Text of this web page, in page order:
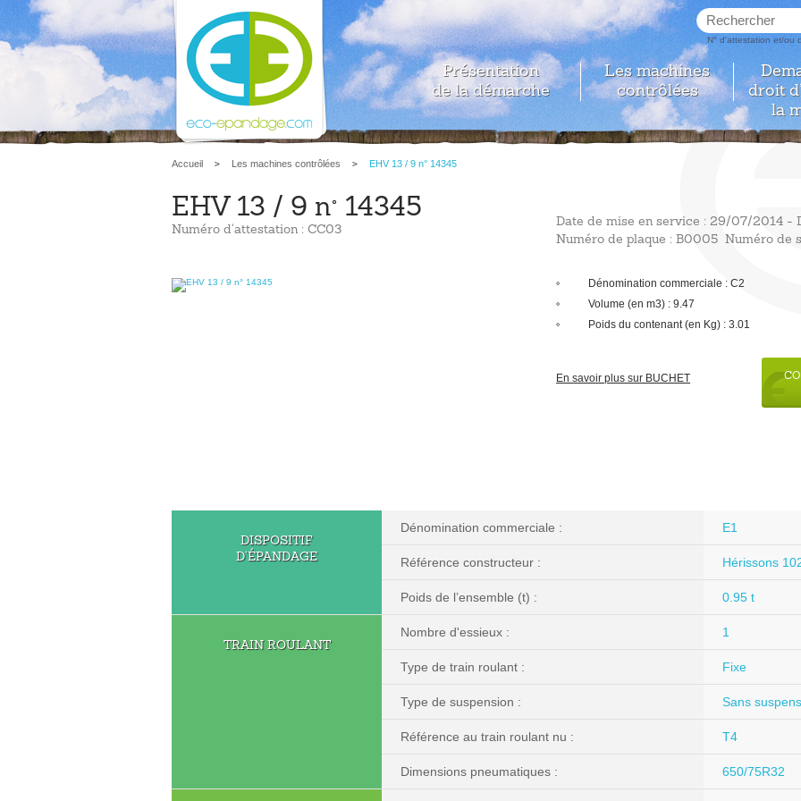
N° d'attestation et/ou
Présentation
de la démarche
Les machines
contrôlées
droit
la
Accueil Les machines contrôlées EHV 13 / 9 n° 14345
EHV 13 / 9 n° 14345
Numéro d'attestation : CC03
Date de mise en service : 29/07/2014 -
Numéro de plaque : B0005 Numéro de
Dénomination commerciale : C2
Volume (en m3) : 9.47
Poids du contenant (en Kg) : 3.01
En savoir plus sur BUCHET
DISPOSITIF
D’ÉPANDAGE
Dénomination commerciale : E1
Référence constructeur : Hérissons
Poids de l’ensemble (t) : 0.95 t
TRAIN ROULANT
Nombre d'essieux : 1
Type de train roulant : Fixe
Type de suspension : Sans
Référence au train roulant nu : T4
Dimensions pneumatiques : 650/75R32